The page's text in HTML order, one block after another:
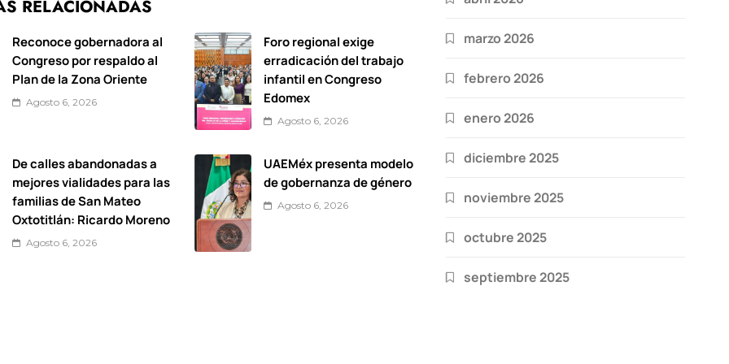
RELACIONADAS
Reconoce gobernadora al
Congreso por respaldo al
Plan de la Zona Oriente
Agosto 6, 2026
Foro regional exige
erradicación del trabajo
infantil en Congreso
Edomex
Agosto 6, 2026
De calles abandonadas a
mejores vialidades para las
familias de San Mateo
Oxtotitlán: Ricardo Moreno
Agosto 6, 2026
UAEMéx presenta modelo
de gobernanza de género
Agosto 6, 2026
marzo 2026
febrero 2026
enero 2026
diciembre 2025
noviembre 2025
octubre 2025
septiembre 2025